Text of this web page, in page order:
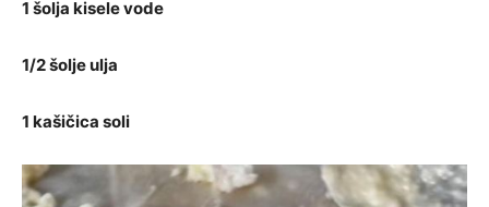
1 šolja kisele vode
1/2 šolje ulja
1 kašičica soli